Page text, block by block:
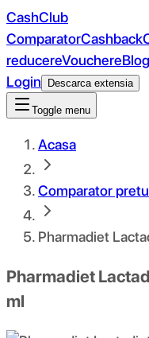
CashClub
ComparatorCashback
reducereVouchereBlog
Login
Descarca extensia
Toggle menu
Acasa
Comparator
Pharmadiet
Pharmadiet
ml